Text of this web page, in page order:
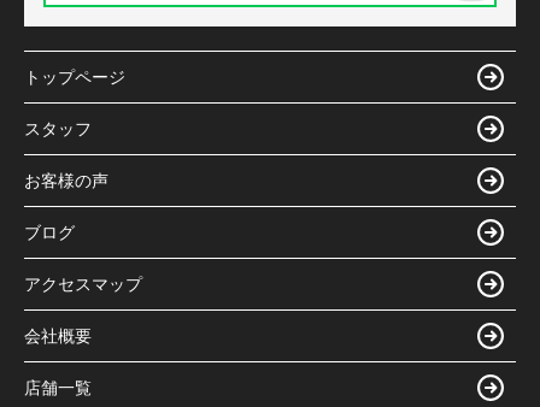
トップページ
スタッフ
お客様の声
ブログ
アクセスマップ
会社概要
店舗一覧